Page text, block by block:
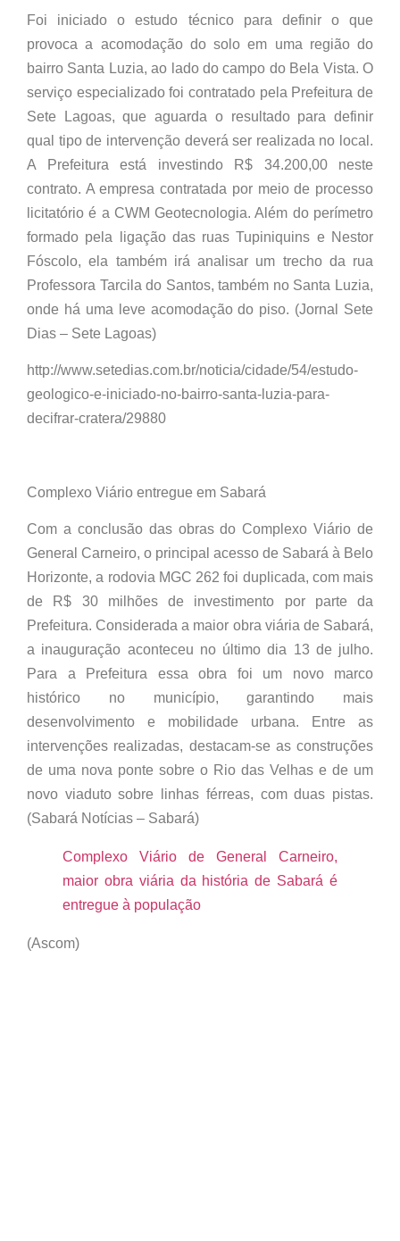
Foi iniciado o estudo técnico para definir o que
provoca a acomodação do solo em uma região do
bairro Santa Luzia, ao lado do campo do Bela Vista. O
serviço especializado foi contratado pela Prefeitura de
Sete Lagoas, que aguarda o resultado para definir
qual tipo de intervenção deverá ser realizada no local.
A Prefeitura está investindo R$ 34.200,00 neste
contrato. A empresa contratada por meio de processo
licitatório é a CWM Geotecnologia. Além do perímetro
formado pela ligação das ruas Tupiniquins e Nestor
Fóscolo, ela também irá analisar um trecho da rua
Professora Tarcila do Santos, também no Santa Luzia,
onde há uma leve acomodação do piso. (Jornal Sete
Dias – Sete Lagoas)
http://www.setedias.com.br/noticia/cidade/54/estudo-
geologico-e-iniciado-no-bairro-santa-luzia-para-
decifrar-cratera/29880
Complexo Viário entregue em Sabará
Com a conclusão das obras do Complexo Viário de
General Carneiro, o principal acesso de Sabará à Belo
Horizonte, a rodovia MGC 262 foi duplicada, com mais
de R$ 30 milhões de investimento por parte da
Prefeitura. Considerada a maior obra viária de Sabará,
a inauguração aconteceu no último dia 13 de julho.
Para a Prefeitura essa obra foi um novo marco
histórico no município, garantindo mais
desenvolvimento e mobilidade urbana. Entre as
intervenções realizadas, destacam-se as construções
de uma nova ponte sobre o Rio das Velhas e de um
novo viaduto sobre linhas férreas, com duas pistas.
(Sabará Notícias – Sabará)
Complexo Viário de General Carneiro,
maior obra viária da história de Sabará é
entregue à população
(Ascom)